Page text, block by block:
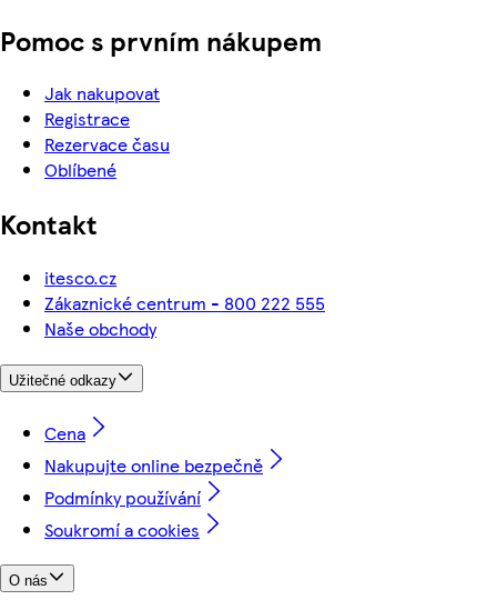
Pomoc s prvním nákupem
Jak nakupovat
Registrace
Rezervace času
Oblíbené
Kontakt
itesco.cz
Zákaznické centrum - 800 222 555
Naše obchody
Užitečné odkazy
Cena
Nakupujte online bezpečně
Podmínky používání
Soukromí a cookies
O nás